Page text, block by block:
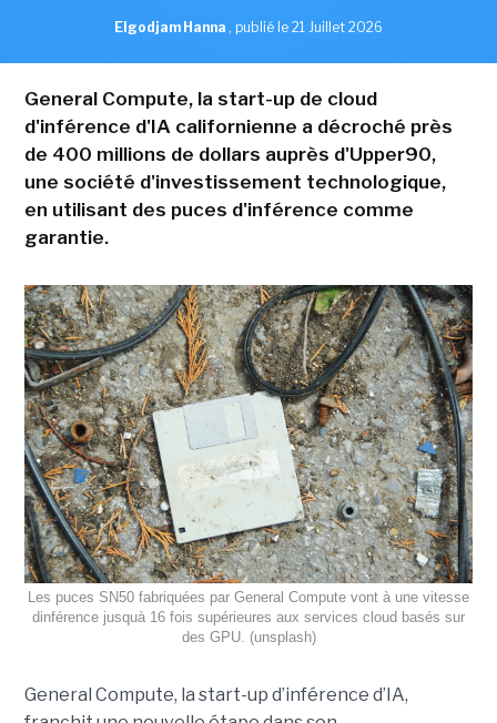
Elgodjam Hanna , publié le 21 Juillet 2026
General Compute, la start-up de cloud
d'inférence d'IA californienne a décroché près
de 400 millions de dollars auprès d'Upper90,
une société d'investissement technologique,
en utilisant des puces d'inférence comme
garantie.
Les puces SN50 fabriquées par General Compute vont à une vitesse
dinférence jusquà 16 fois supérieures aux services cloud basés sur
des GPU. (unsplash)
General Compute, la start-up d’inférence d’IA,